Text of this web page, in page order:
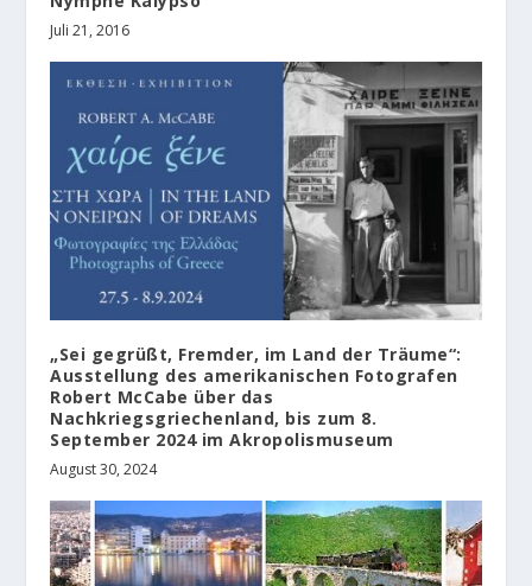
Juli 21, 2016
„Sei gegrüßt, Fremder, im Land der Träume“:
Ausstellung des amerikanischen Fotografen
Robert McCabe über das
Nachkriegsgriechenland, bis zum 8.
September 2024 im Akropolismuseum
August 30, 2024